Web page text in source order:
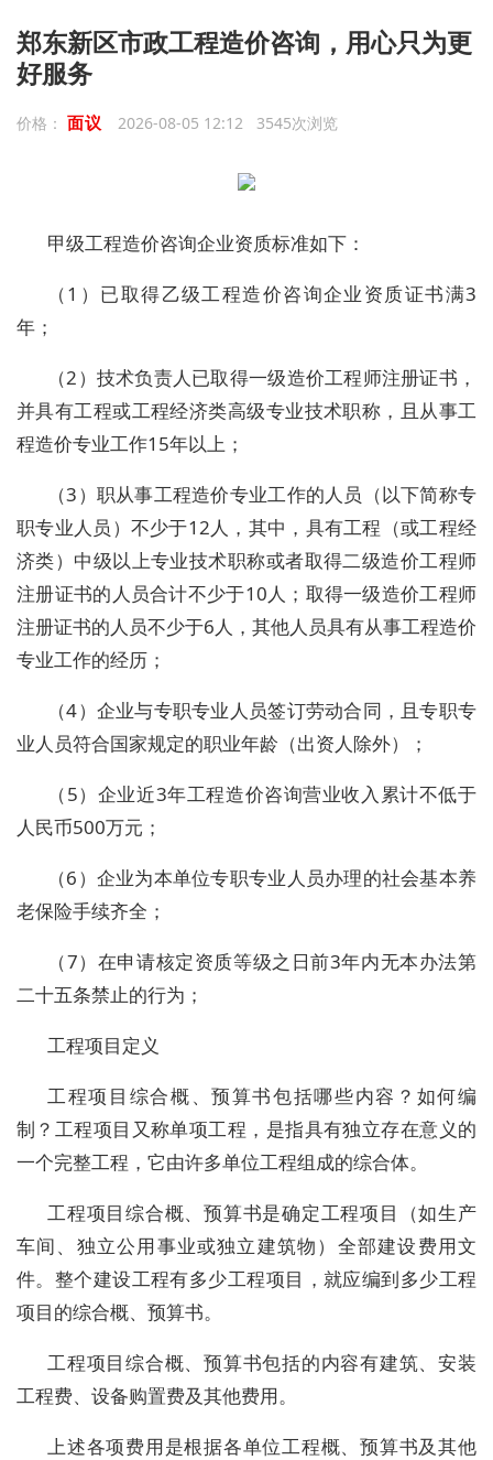
郑东新区市政工程造价咨询，用心只为更
好服务
价格： 面议 2026-08-05 12:12 3545次浏览
甲级工程造价咨询企业资质标准如下：
（1）已取得乙级工程造价咨询企业资质证书满3
年；
（2）技术负责人已取得一级造价工程师注册证书，
并具有工程或工程经济类高级专业技术职称，且从事工
程造价专业工作15年以上；
（3）职从事工程造价专业工作的人员（以下简称专
职专业人员）不少于12人，其中，具有工程（或工程经
济类）中级以上专业技术职称或者取得二级造价工程师
注册证书的人员合计不少于10人；取得一级造价工程师
注册证书的人员不少于6人，其他人员具有从事工程造价
专业工作的经历；
（4）企业与专职专业人员签订劳动合同，且专职专
业人员符合国家规定的职业年龄（出资人除外）；
（5）企业近3年工程造价咨询营业收入累计不低于
人民币500万元；
（6）企业为本单位专职专业人员办理的社会基本养
老保险手续齐全；
（7）在申请核定资质等级之日前3年内无本办法第
二十五条禁止的行为；
工程项目定义
工程项目综合概、预算书包括哪些内容？如何编
制？工程项目又称单项工程，是指具有独立存在意义的
一个完整工程，它由许多单位工程组成的综合体。
工程项目综合概、预算书是确定工程项目（如生产
车间、独立公用事业或独立建筑物）全部建设费用文
件。整个建设工程有多少工程项目，就应编到多少工程
项目的综合概、预算书。
工程项目综合概、预算书包括的内容有建筑、安装
工程费、设备购置费及其他费用。
上述各项费用是根据各单位工程概、预算书及其他